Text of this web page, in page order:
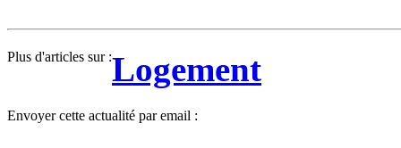
Plus d'articles sur :Logement
Envoyer cette actualité par email :